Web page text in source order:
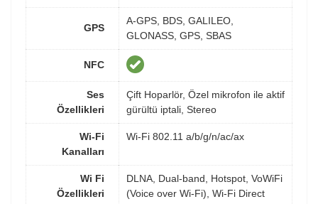
GPS
A-GPS, BDS, GALILEO,
GLONASS, GPS, SBAS
NFC
Ses
Özellikleri
Çift Hoparlör, Özel mikrofon ile aktif
gürültü iptali, Stereo
Wi-Fi
Kanalları
Wi-Fi 802.11 a/b/g/n/ac/ax
Wi Fi
Özellikleri
DLNA, Dual-band, Hotspot, VoWiFi
(Voice over Wi-Fi), Wi-Fi Direct